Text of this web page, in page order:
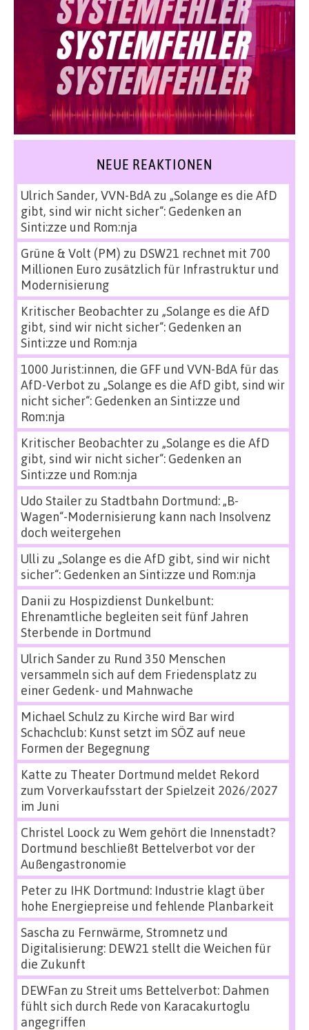
NEUE REAKTIONEN
Ulrich Sander, VVN-BdAzu „Solange es die AfD
gibt, sind wir nicht sicher“: Gedenken an
Sinti:zze und Rom:nja
Grüne & Volt (PM) zu DSW21 rechnet mit 700
Millionen Euro zusätzlich für Infrastruktur und
Modernisierung
Kritischer Beobachterzu „Solange es die AfD
gibt, sind wir nicht sicher“: Gedenken an
Sinti:zze und Rom:nja
1000 Jurist:innen, die GFF und VVN-BdA für das
AfD-Verbot zu „Solange es die AfD gibt, sind wir
nicht sicher“: Gedenken an Sinti:zze und
Rom:nja
Kritischer Beobachterzu „Solange es die AfD
gibt, sind wir nicht sicher“: Gedenken an
Sinti:zze und Rom:nja
Udo Stailerzu Stadtbahn Dortmund: „B-
Wagen“-Modernisierung kann nach Insolvenz
doch weitergehen
Ulli zu „Solange es die AfD gibt, sind wir nicht
sicher“: Gedenken an Sinti:zze und Rom:nja
Danii zu Hospizdienst Dunkelbunt:
Ehrenamtliche begleiten seit fünf Jahren
Sterbende in Dortmund
Ulrich Sanderzu Rund 350 Menschen
versammeln sich auf dem Friedensplatz zu
einer Gedenk- und Mahnwache
Michael Schulz zu Kirche wird Bar wird
Schachclub: Kunst setzt im SÖZ auf neue
Formen der Begegnung
Katte zu Theater Dortmund meldet Rekord
zum Vorverkaufsstart der Spielzeit 2026/2027
im Juni
Christel Loock zu Wem gehört die Innenstadt?
Dortmund beschließt Bettelverbot vor der
Außengastronomie
Peterzu IHK Dortmund: Industrie klagt über
hohe Energiepreise und fehlende Planbarkeit
Sascha zu Fernwärme, Stromnetz und
Digitalisierung: DEW21 stellt die Weichen für
die Zukunft
DEWFan zu Streit ums Bettelverbot: Dahmen
fühlt sich durch Rede von Karacakurtoglu
angegriffen